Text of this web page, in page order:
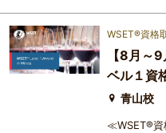
provides
enjoying
One
using the
WSET®資格
【8月～
ベル１資
青山校
≪WSET®資